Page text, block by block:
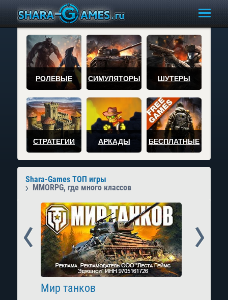
РОЛЕВЫЕ СИМУЛЯТОРЫ ШУТЕРЫ
СТРАТЕГИИ АРКАДЫ БЕСПЛАТНЫЕ
Shara-Games ТОП игры
MMORPG, где много классов
Мир танков
Prev